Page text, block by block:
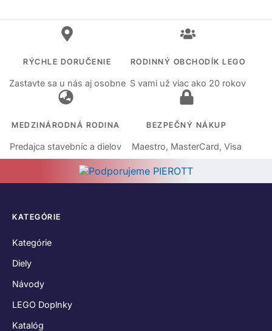
RÝCHLE DORUČENIE
Zastavte sa u nás aj osobne
RODINNÝ OBCHODÍK LEGO
S vami už viac ako 20 rokov
MEDZINÁRODNÁ RODINA
Predajca stavebníc a dielov
BEZPEČNÝ NÁKUP
Maestro, MasterCard, Visa
KATEGÓRIE
Kategórie
Diely
Návody
LEGO Doplnky
Katalóg